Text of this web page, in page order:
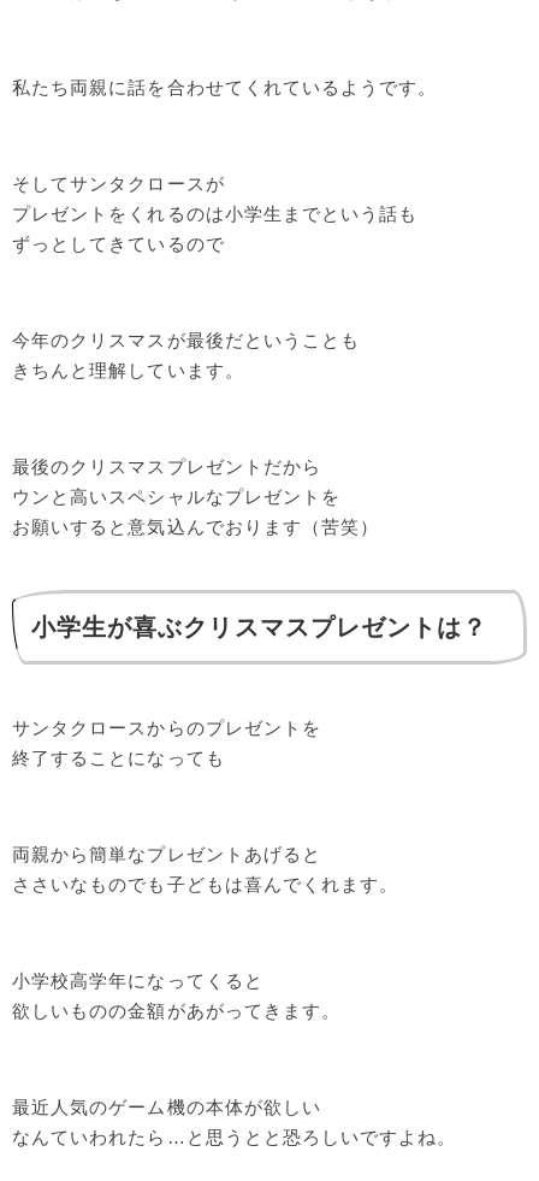
私たち両親に話を合わせてくれているようです。
そしてサンタクロースが
プレゼントをくれるのは小学生までという話も
ずっとしてきているので
今年のクリスマスが最後だということも
きちんと理解しています。
最後のクリスマスプレゼントだから
ウンと高いスペシャルなプレゼントを
お願いすると意気込んでおります（苦笑）
小学生が喜ぶクリスマスプレゼントは？
サンタクロースからのプレゼントを
終了することになっても
両親から簡単なプレゼントあげると
ささいなものでも子どもは喜んでくれます。
小学校高学年になってくると
欲しいものの金額があがってきます。
最近人気のゲーム機の本体が欲しい
なんていわれたら…と思うとと恐ろしいですよね。